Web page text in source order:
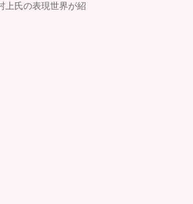
上氏の表現世界が紹